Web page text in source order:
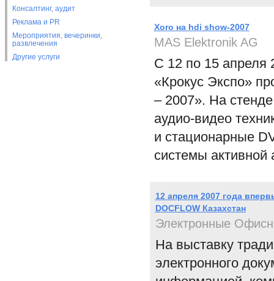
Консалтинг, аудит
Реклама и PR
Мероприятия, вечеринки,
развлечения
Другие услуги
Xoro на hdi show-2007
MAS Elektronik AG
С 12 по 15 апреля
«Крокус Экспо»
– 2007». На
аудио-видео
и стационарные
системы активной
12 апреля 2007 года
DOCFLOW Казахстан
Электронные
На выставку
электронного